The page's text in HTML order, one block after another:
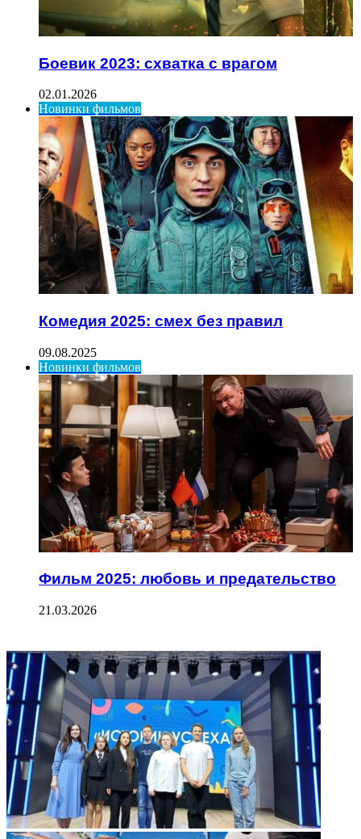
Боевик 2023: схватка с врагом
02.01.2026
Новинки фильмов
Комедия 2025: смех без правил
09.08.2025
Новинки фильмов
Фильм 2025: любовь и предательство
21.03.2026